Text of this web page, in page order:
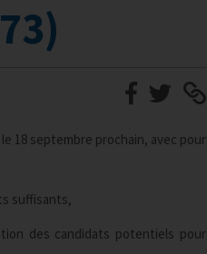
18 septembre prochain, avec pour
suffisants,
des candidats potentiels pour